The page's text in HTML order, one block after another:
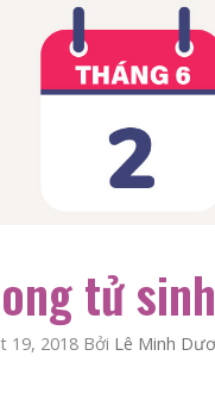
tử
19, 2018 Bởi Lê Minh